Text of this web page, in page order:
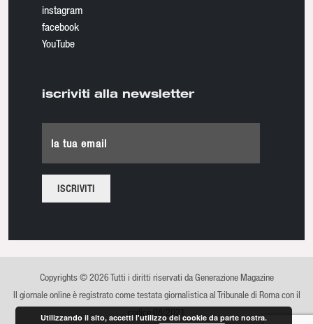
instagram
facebook
YouTube
iscriviti alla newsletter
la tua email
Copyrights © 2026 Tutti i diritti riservati da Generazione Magazine
Il giornale online è registrato come testata giornalistica al Tribunale di Roma con il
Utilizzando il sito, accetti l'utilizzo dei cookie da parte nostra.